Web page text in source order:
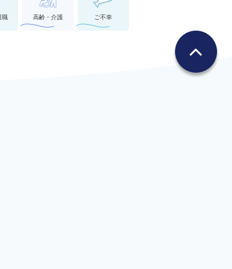
職 高齢・介護 ご不幸